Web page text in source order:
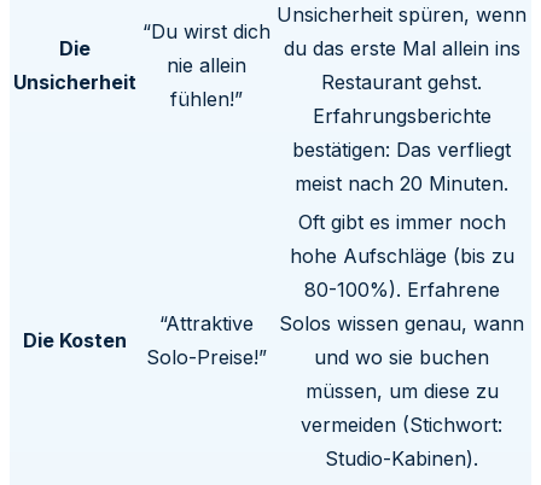
Die
Unsicherheit
“Du wirst dich
nie allein
fühlen!”
Unsicherheit spüren, wenn
du das erste Mal allein ins
Restaurant gehst.
Erfahrungsberichte
bestätigen: Das verfliegt
meist nach 20 Minuten.
Die Kosten
“Attraktive
Solo-Preise!”
Oft gibt es immer noch
hohe Aufschläge (bis zu
80-100%). Erfahrene
Solos wissen genau, wann
und wo sie buchen
müssen, um diese zu
vermeiden (Stichwort:
Studio-Kabinen).